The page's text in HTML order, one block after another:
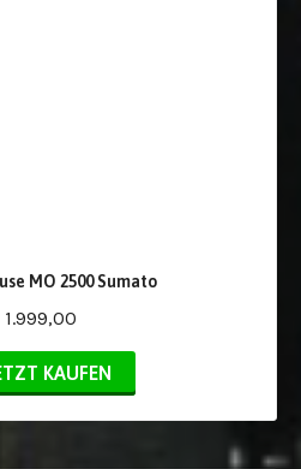
MO 2500 Sumato
KAUFEN